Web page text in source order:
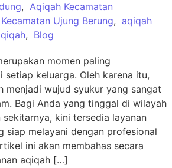
, Aqiqah Kecamatan
Ujung Berung, aqiqah
, Blog
momen paling
setiap keluarga. Oleh karena itu,
menjadi wujud syukur yang sangat
Bagi Anda yang tinggal di wilayah
sekitarnya, kini tersedia layanan
siap melayani dengan profesional
ini akan membahas secara
aqiqah […]